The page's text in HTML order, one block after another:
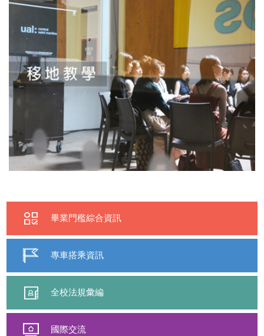
畢業門檻綜合資訊
專車搭乘資訊
全校法規彙編
國際交流